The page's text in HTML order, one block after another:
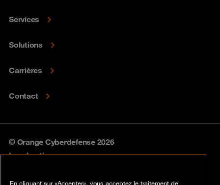
Services
Solutions
Carrières
Contact
© Orange Cyberdefense 2026
Legal notice
En cliquant sur «Accepter», vous acceptez le traitement de